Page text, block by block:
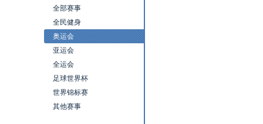
全部赛事
全民健身
奥运会
亚运会
全运会
足球世界杯
世界锦标赛
其他赛事